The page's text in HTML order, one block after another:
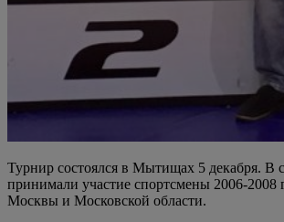
Турнир состоялся в Мытищах 5 декабря. В
принимали участие спортсмены 2006-2008
Москвы и Московской области.